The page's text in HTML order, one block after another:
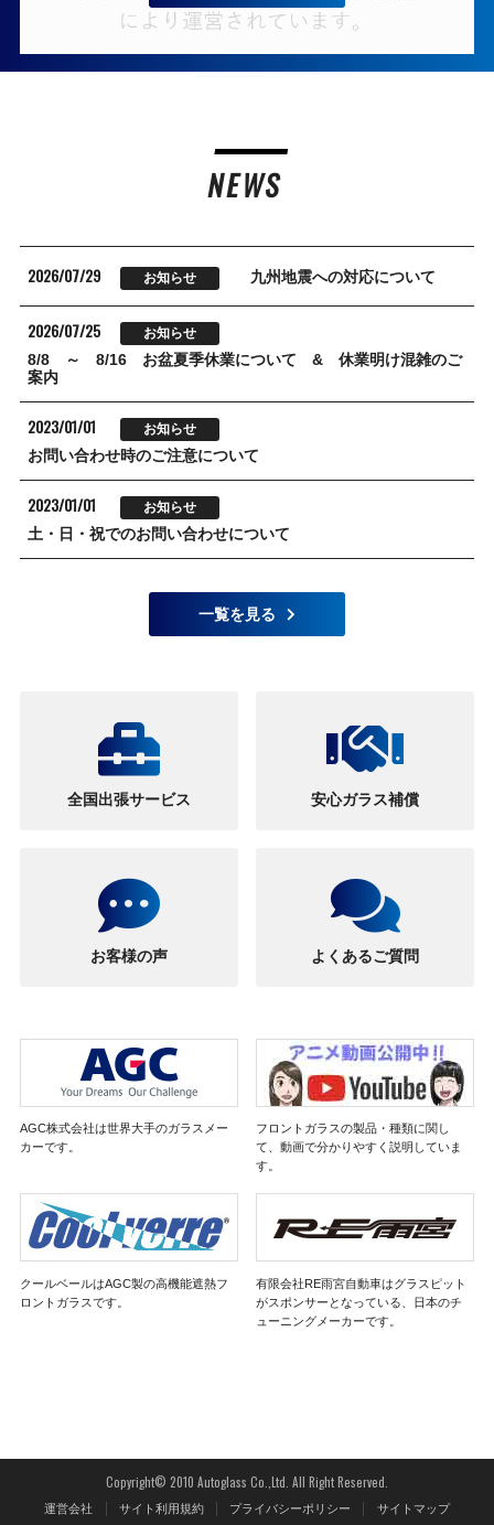
NEWS
2026/07/29 お知らせ 九州地震への対応について
2026/07/25 お知らせ
8/8 ～ 8/16 お盆夏季休業について & 休業明け混雑のご
案内
2023/01/01 お知らせ
お問い合わせ時のご注意について
2023/01/01 お知らせ
土・日・祝でのお問い合わせについて
一覧を見る
全国出張サービス 安心ガラス補償
お客様の声 よくあるご質問
AGC株式会社は世界大手のガラスメー
カーです。
フロントガラスの製品・種類に関し
て、動画で分かりやすく説明していま
す。
クールベールはAGC製の高機能遮熱フ
ロントガラスです。
有限会社RE雨宮自動車はグラスピット
がスポンサーとなっている、日本のチ
ューニングメーカーです。
Copyright© 2010 Autoglass Co.,Ltd. All Right Reserved.
運営会社 サイト利用規約 プライバシーポリシー サイトマップ